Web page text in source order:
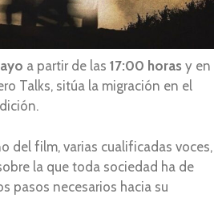
a partir de las 17:00 horas y en
Talks, sitúa la migración en el
del film, varias cualificadas voces,
la que toda sociedad ha de
pasos necesarios hacia su